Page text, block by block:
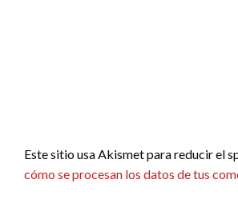
Este sitio usa Akismet para reducir el
cómo se procesan los datos de tus